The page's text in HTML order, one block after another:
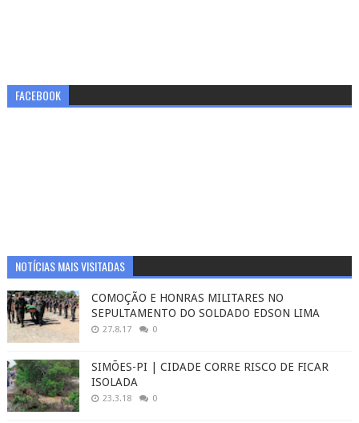
FACEBOOK
NOTÍCIAS MAIS VISITADAS
COMOÇÃO E HONRAS MILITARES NO
SEPULTAMENTO DO SOLDADO EDSON LIMA
27.8.17 0
SIMÕES-PI | CIDADE CORRE RISCO DE FICAR
ISOLADA
23.3.18 0